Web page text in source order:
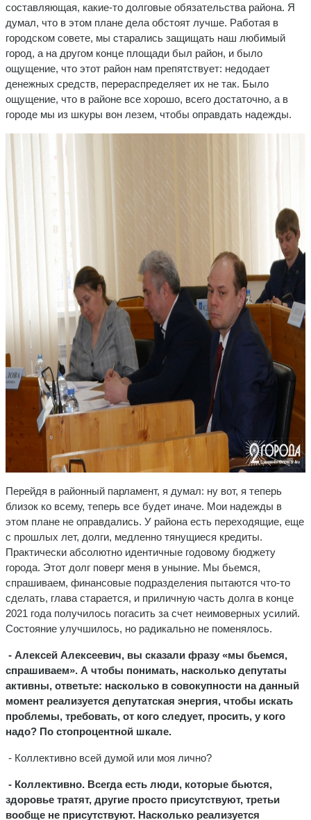
составляющая, какие-то долговые обязательства района. Я
думал, что в этом плане дела обстоят лучше. Работая в
городском совете, мы старались защищать наш любимый
город, а на другом конце площади был район, и было
ощущение, что этот район нам препятствует: недодает
денежных средств, перераспределяет их не так. Было
ощущение, что в районе все хорошо, всего достаточно, а в
городе мы из шкуры вон лезем, чтобы оправдать надежды.
Перейдя в районный парламент, я думал: ну вот, я теперь
близок ко всему, теперь все будет иначе. Мои надежды в
этом плане не оправдались. У района есть переходящие, еще
с прошлых лет, долги, медленно тянущиеся кредиты.
Практически абсолютно идентичные годовому бюджету
города. Этот долг поверг меня в уныние. Мы бьемся,
спрашиваем, финансовые подразделения пытаются что-то
сделать, глава старается, и приличную часть долга в конце
2021 года получилось погасить за счет неимоверных усилий.
Состояние улучшилось, но радикально не поменялось.
- Алексей Алексеевич, вы сказали фразу «мы бьемся,
спрашиваем». А чтобы понимать, насколько депутаты
активны, ответьте: насколько в совокупности на данный
момент реализуется депутатская энергия, чтобы искать
проблемы, требовать, от кого следует, просить, у кого
надо? По стопроцентной шкале.
- Коллективно всей думой или моя лично?
- Коллективно. Всегда есть люди, которые бьются,
здоровье тратят, другие просто присутствуют, третьи
вообще не присутствуют. Насколько реализуется